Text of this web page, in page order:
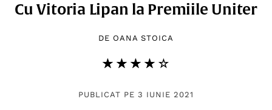
Cu Vitoria Lipan la Premiile Uniter
DE OANA STOICA
★★★★★
☆☆☆☆☆
PUBLICAT PE 3 IUNIE 2021